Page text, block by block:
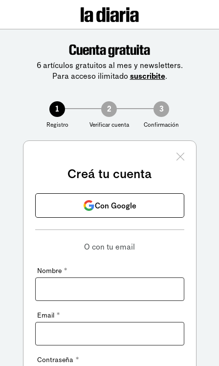
Cuenta gratuita
6 artículos gratuitos al mes y newsletters.
Para acceso ilimitado suscribite.
1
Registro
2
Verificar cuenta
3
Confirmación
Creá tu cuenta
Con Google
O con tu email
Nombre *
Email *
Contraseña *